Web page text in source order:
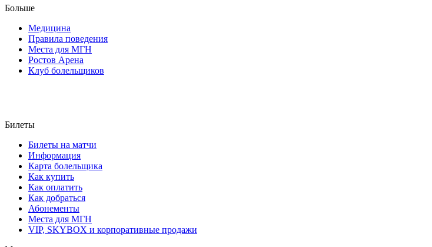
Больше
Медицина
Правила поведения
Места для МГН
Ростов Арена
Клуб болельщиков
Билеты
Билеты на матчи
Информация
Карта болельщика
Как купить
Как оплатить
Как добраться
Абонементы
Места для МГН
VIP, SKYBOX и корпоративные продажи